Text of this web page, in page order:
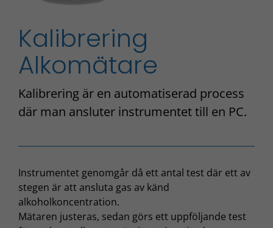
Kalibrering
Alkomätare
Kalibrering är en automatiserad process
där man ansluter instrumentet till en PC.
Instrumentet genomgår då ett antal test där ett av
stegen är att ansluta gas av känd
alkoholkoncentration.
Mätaren justeras, sedan görs ett uppföljande test